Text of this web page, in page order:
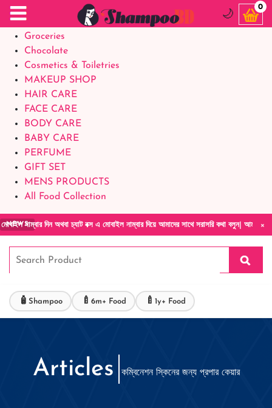
Food Supplements
Baby Foods
Groceries
Chocolate
Cosmetics & Toiletries
MAKEUP SHOP
HAIR CARE
FACE CARE
BODY CARE
BABY CARE
PERFUME
GIFT SET
MENS PRODUCTS
All Food Collection
×
NEWSবক্স এ মোবাইল নাম্বার দিয়ে আমাদের সাথে সরাসরি কথা বলুন| আমাদের যেকোনো পণ্য
🌙
0
🧴 Shampoo 🍼 6m+ Food 🍼 1y+ Food
Articles কম্বিনেশন স্কিনের জন্য প্রপার কেয়ার